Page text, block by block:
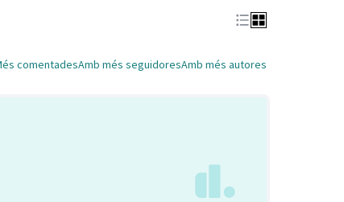
comentadesAmb més seguidoresAmb més autores